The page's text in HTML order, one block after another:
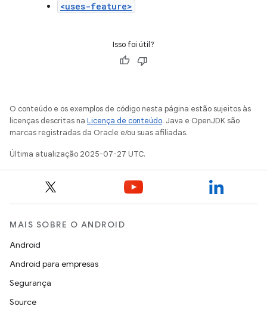
<uses-feature>
Isso foi útil?
O conteúdo e os exemplos de código nesta página estão sujeitos às
licenças descritas na Licença de conteúdo. Java e OpenJDK são
marcas registradas da Oracle e/ou suas afiliadas.
Última atualização 2025-07-27 UTC.
MAIS SOBRE O ANDROID
Android
Android para empresas
Segurança
Source